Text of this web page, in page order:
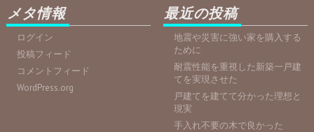
ゲ
ー
シ
ョ
ン
メタ情報
ログイン
投稿フィード
コメントフィード
WordPress.org
最近の投稿
地震や災害に強い家を購入する
ために
耐震性能を重視した新築一戸建
てを実現させた
戸建てを建てて分かった理想と
現実
手入れ不要の木で良かった